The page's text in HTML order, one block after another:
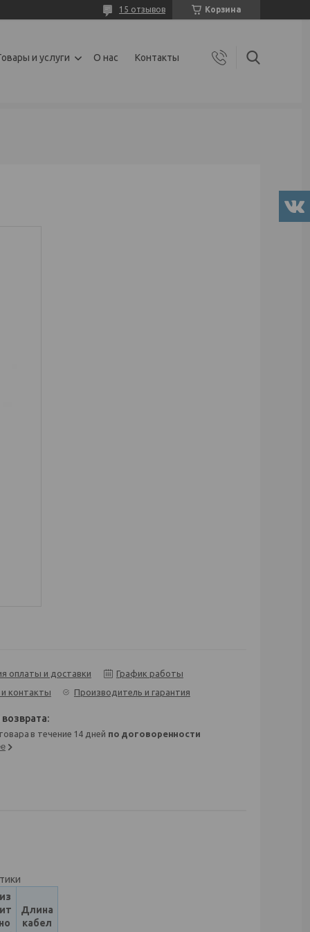
Корзина
15 отзывов
и услуги О нас Контакты
оплаты и доставки
График работы
контакты
Производитель и гарантия
в течение 14 дней по договоренности
Длина
кабел